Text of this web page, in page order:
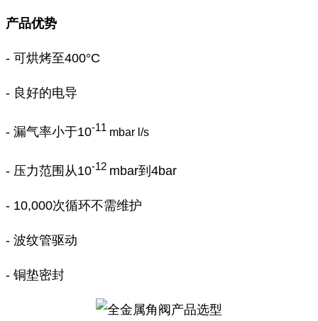
产品优势
- 可烘烤至400°C
- 良好的电导
- 漏气率小于10-11 mbar l/s
- 压力范围从10-12 mbar到4bar
- 10,000次循环不需维护
- 波纹管驱动
- 铜垫密封